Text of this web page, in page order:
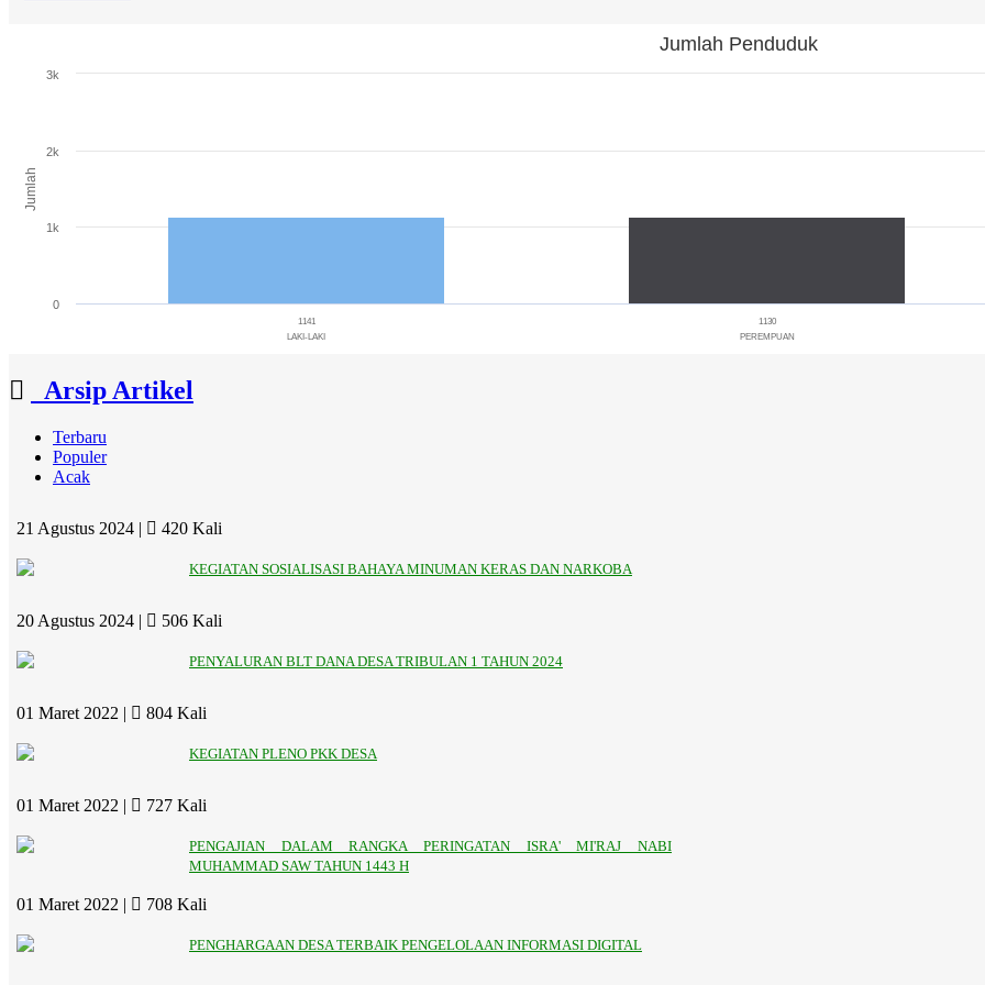
Jumlah
Jumlah Penduduk
1141
LAKI-LAKI
1130
PEREMPUAN
0
1k
2k
3k
Arsip Artikel
Terbaru
Populer
Acak
21 Agustus 2024 | 420 Kali
KEGIATAN SOSIALISASI BAHAYA MINUMAN KERAS DAN NARKOBA
20 Agustus 2024 | 506 Kali
PENYALURAN BLT DANA DESA TRIBULAN 1 TAHUN 2024
01 Maret 2022 | 804 Kali
KEGIATAN PLENO PKK DESA
01 Maret 2022 | 727 Kali
PENGAJIAN DALAM RANGKA PERINGATAN ISRA' MI'RAJ NABI
MUHAMMAD SAW TAHUN 1443 H
01 Maret 2022 | 708 Kali
PENGHARGAAN DESA TERBAIK PENGELOLAAN INFORMASI DIGITAL